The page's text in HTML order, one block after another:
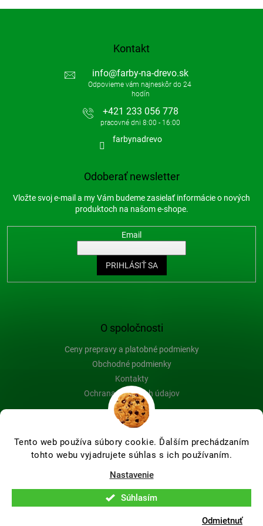
Tento web používa súbory cookie. Ďalším prechádzaním
tohto webu vyjadrujete súhlas s ich používaním.
Nastavenie
Odmietnuť
Súhlasím
O spoločnosti
Ceny prepravy a platobné podmienky
Obchodné podmienky
Kontakty
Ochrana osobných údajov
Blog
Kontakt
info@farby-na-drevo.sk
+421 233 056 778
farbynadrevo
Odoberať newsletter
Vložte svoj e-mail a my Vám budeme zasielať informácie o nových
produktoch na našom e-shope.
Email
PRIHLÁSIŤ SA
Farby-na-drevo.sk. Všetky práva vyhradené.